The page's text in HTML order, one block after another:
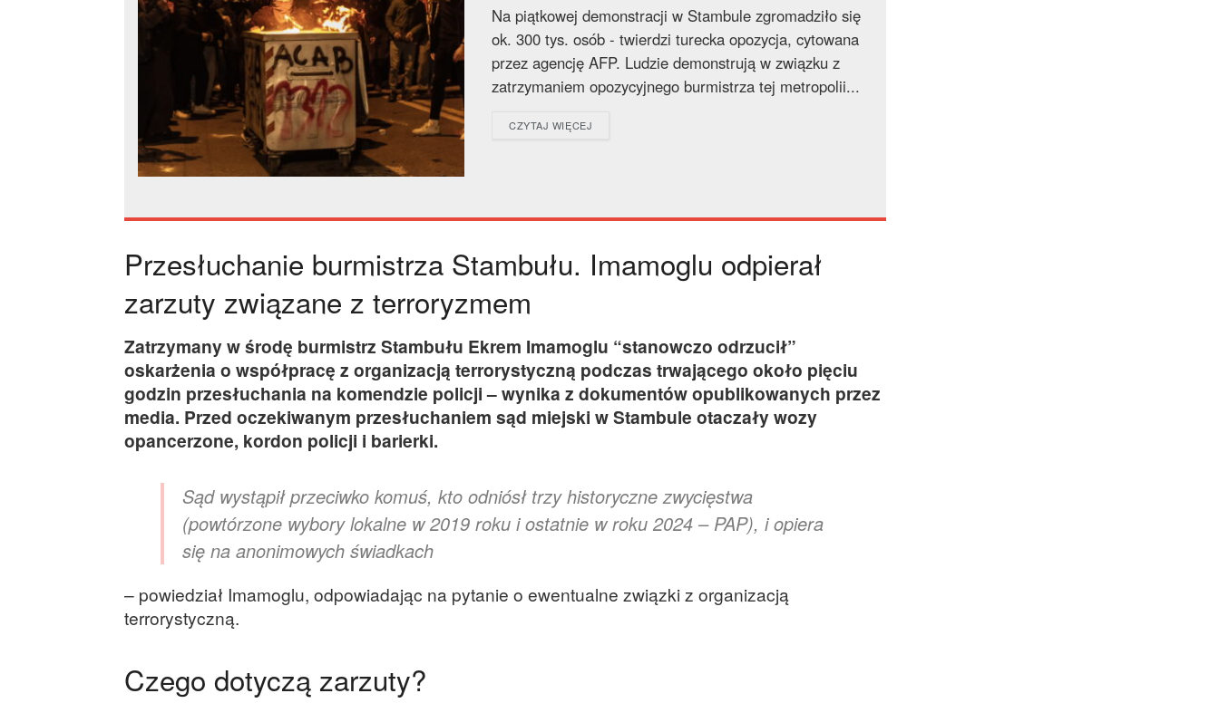
Na piątkowej demonstracji w Stambule zgromadziło się
ok. 300 tys. osób - twierdzi turecka opozycja, cytowana
przez agencję AFP. Ludzie demonstrują w związku z
zatrzymaniem opozycyjnego burmistrza tej metropolii...
CZYTAJ WIĘCEJ
Przesłuchanie burmistrza Stambułu. Imamoglu odpierał
zarzuty związane z terroryzmem
Zatrzymany w środę burmistrz Stambułu Ekrem Imamoglu “stanowczo odrzucił”
oskarżenia o współpracę z organizacją terrorystyczną podczas trwającego około pięciu
godzin przesłuchania na komendzie policji – wynika z dokumentów opublikowanych przez
media. Przed oczekiwanym przesłuchaniem sąd miejski w Stambule otaczały wozy
opancerzone, kordon policji i barierki.
Sąd wystąpił przeciwko komuś, kto odniósł trzy historyczne zwycięstwa
(powtórzone wybory lokalne w 2019 roku i ostatnie w roku 2024 – PAP), i opiera
się na anonimowych świadkach
– powiedział Imamoglu, odpowiadając na pytanie o ewentualne związki z organizacją
terrorystyczną.
Czego dotyczą zarzuty?